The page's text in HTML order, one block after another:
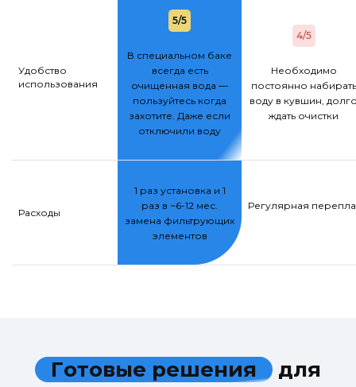
Удобство
использования
5/5
В специальном баке
всегда есть
очищенная вода —
пользуйтесь когда
захотите. Даже если
отключили воду
4/5
Необходимо
постоянно набирать
воду в кувшин,
ждать очистки
Расходы
1 раз установка и 1
раз в ~6-12 мес.
замена фильтрующих
элементов
Регулярная
Готовые решения для